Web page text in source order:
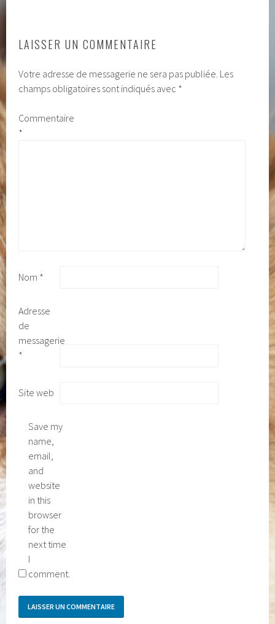
LAISSER UN COMMENTAIRE
Votre adresse de messagerie ne sera pas publiée. Les
champs obligatoires sont indiqués avec *
Commentaire
*
Nom *
Adresse
de
messagerie
*
Site web
Save my
name,
email,
and
website
in this
browser
for the
next time
I
comment.